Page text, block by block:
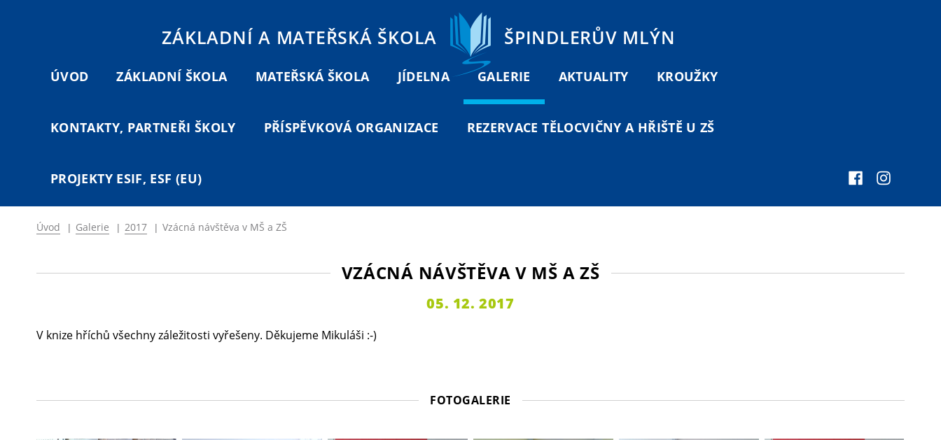
ZÁKLADNÍ A MATEŘSKÁ ŠKOLA ŠPINDLERŮV MLÝN
ÚVOD ZÁKLADNÍ ŠKOLA MATEŘSKÁ ŠKOLA JÍDELNA GALERIE AKTUALITY KROUŽKY
KONTAKTY, PARTNEŘI ŠKOLY PŘÍSPĚVKOVÁ ORGANIZACE REZERVACE TĚLOCVIČNY A HŘIŠTĚ U ZŠ
PROJEKTY ESIF, ESF (EU)
Úvod | Galerie | 2017 | Vzácná návštěva v MŠ a ZŠ
VZÁCNÁ NÁVŠTĚVA V MŠ A ZŠ
05. 12. 2017
V knize hříchů všechny záležitosti vyřešeny. Děkujeme Mikuláši :-)
FOTOGALERIE